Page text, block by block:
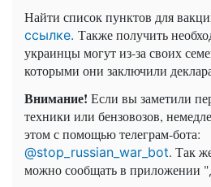
Найти список пунктов для
ссылке. Также получить
украинцы могут из-за своих
которыми они заключили
Внимание! Если вы заметили
техники или бензовозов,
этом с помощью телеграм-бота:
@stop_russian_war_bot. Так
можно сообщать в приложении